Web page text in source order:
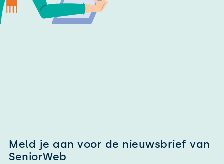
Meld je aan voor de nieuwsbrief van
SeniorWeb